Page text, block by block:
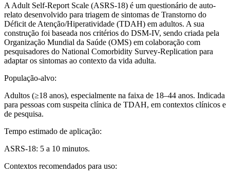
A Adult Self-Report Scale (ASRS-18) é um questionário de auto-
relato desenvolvido para triagem de sintomas de Transtorno do
Déficit de Atenção/Hiperatividade (TDAH) em adultos. A sua
construção foi baseada nos critérios do DSM-IV, sendo criada pela
Organização Mundial da Saúde (OMS) em colaboração com
pesquisadores do National Comorbidity Survey-Replication para
adaptar os sintomas ao contexto da vida adulta.
População-alvo:
Adultos (≥18 anos), especialmente na faixa de 18–44 anos. Indicada
para pessoas com suspeita clínica de TDAH, em contextos clínicos e
de pesquisa.
Tempo estimado de aplicação:
ASRS-18: 5 a 10 minutos.
Contextos recomendados para uso: